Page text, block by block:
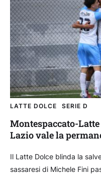
LATTE DOLCE SERIE D
Montespaccato-
Lazio vale la
Il Latte Dolce blinda la
sassaresi di Michele Fini